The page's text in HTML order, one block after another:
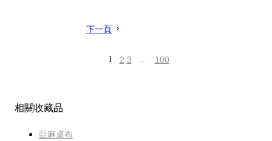
下一頁
1 2 3 … 100
相關收藏品
亞麻桌布